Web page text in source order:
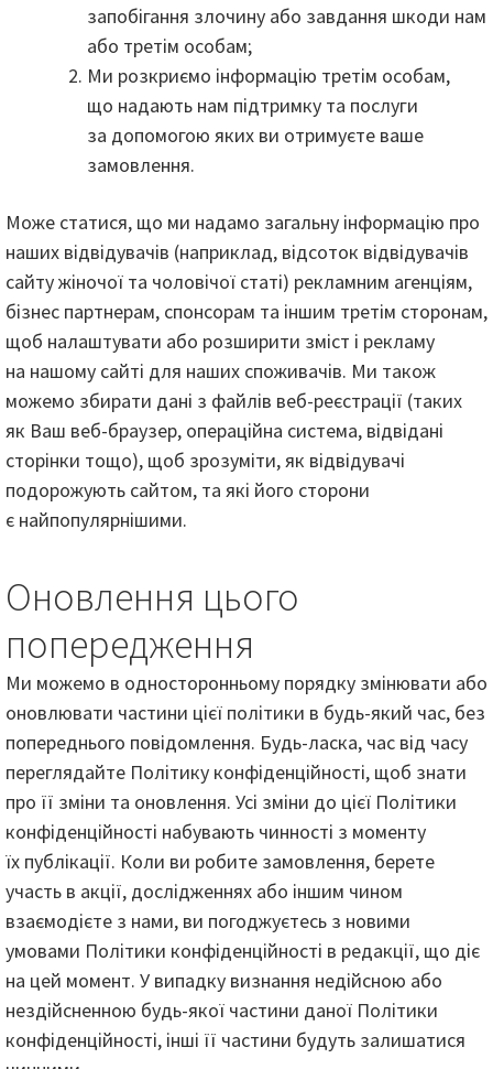
запобігання злочину або завдання шкоди нам
або третім особам;
Ми розкриємо інформацію третім особам,
що надають нам підтримку та послуги
за допомогою яких ви отримуєте ваше
замовлення.
Може статися, що ми надамо загальну інформацію про
наших відвідувачів (наприклад, відсоток відвідувачів
сайту жіночої та чоловічої статі) рекламним агенціям,
бізнес партнерам, спонсорам та іншим третім сторонам,
щоб налаштувати або розширити зміст і рекламу
на нашому сайті для наших споживачів. Ми також
можемо збирати дані з файлів веб-реєстрації (таких
як Ваш веб-браузер, операційна система, відвідані
сторінки тощо), щоб зрозуміти, як відвідувачі
подорожують сайтом, та які його сторони
є найпопулярнішими.
Оновлення цього
попередження
Ми можемо в односторонньому порядку змінювати або
оновлювати частини цієї політики в будь-який час, без
попереднього повідомлення. Будь-ласка, час від часу
переглядайте Політику конфіденційності, щоб знати
про її зміни та оновлення. Усі зміни до цієї Політики
конфіденційності набувають чинності з моменту
їх публікації. Коли ви робите замовлення, берете
участь в акції, дослідженнях або іншим чином
взаємодієте з нами, ви погоджуєтесь з новими
умовами Політики конфіденційності в редакції, що діє
на цей момент. У випадку визнання недійсною або
нездійсненною будь-якої частини даної Політики
конфіденційності, інші її частини будуть залишатися